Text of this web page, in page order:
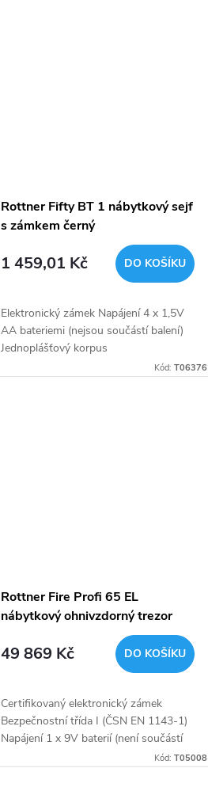
Rottner Fifty BT 1 nábytkový sejf
s zámkem černý
1 459,01 Kč DO KOŠÍKU
Elektronický zámek Napájení 4 x 1,5V
AA bateriemi (nejsou součástí balení)
Jednoplášťový korpus
Kód: T06376
Rottner Fire Profi 65 EL
nábytkový ohnivzdorný trezor
49 869 Kč DO KOŠÍKU
Certifikovaný elektronický zámek
Bezpečnostní třída I (ČSN EN 1143-1)
Napájení 1 x 9V baterií (není součástí
balení) Ohnivzdornost po dobu 60
Kód: T05008